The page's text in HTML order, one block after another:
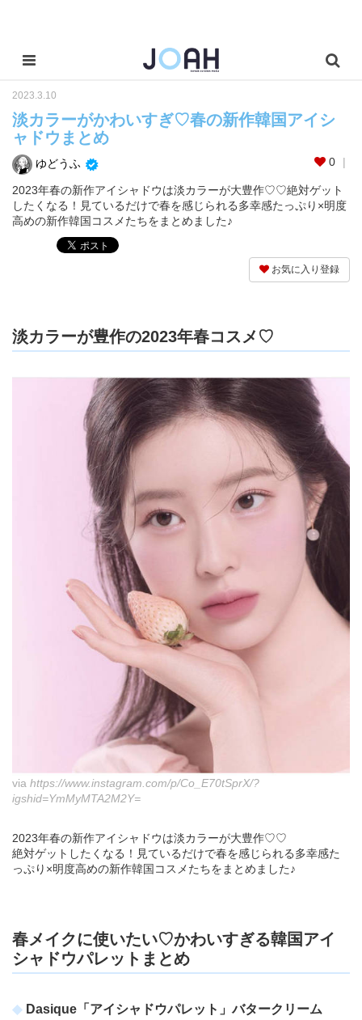
2023.3.10
淡カラーがかわいすぎ♡春の新作韓国アイシ
ャドウまとめ
ゆどうふ 0
2023年春の新作アイシャドウは淡カラーが大豊作♡♡絶対ゲット
したくなる！見ているだけで春を感じられる多幸感たっぷり×明度
高めの新作韓国コスメたちをまとめました♪
お気に入り登録
淡カラーが豊作の2023年春コスメ♡
via https://www.instagram.com/p/Co_E70tSprX/?
igshid=YmMyMTA2M2Y=
2023年春の新作アイシャドウは淡カラーが大豊作♡♡
絶対ゲットしたくなる！見ているだけで春を感じられる多幸感た
っぷり×明度高めの新作韓国コスメたちをまとめました♪
春メイクに使いたい♡かわいすぎる韓国アイ
シャドウパレットまとめ
Dasique「アイシャドウパレット」バタークリーム